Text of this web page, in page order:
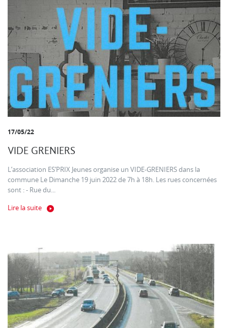
17/05/22
VIDE GRENIERS
L’association ES’PRIX Jeunes organise un VIDE-GRENIERS dans la
commune Le Dimanche 19 juin 2022 de 7h à 18h. Les rues concernées
sont : - Rue du...
Lire la suite